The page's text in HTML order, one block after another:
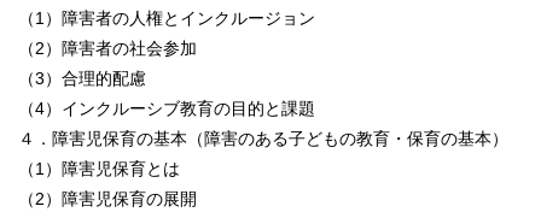
（1）障害者の人権とインクルージョン
（2）障害者の社会参加
（3）合理的配慮
（4）インクルーシブ教育の目的と課題
４．障害児保育の基本（障害のある子どもの教育・保育の基本）
（1）障害児保育とは
（2）障害児保育の展開